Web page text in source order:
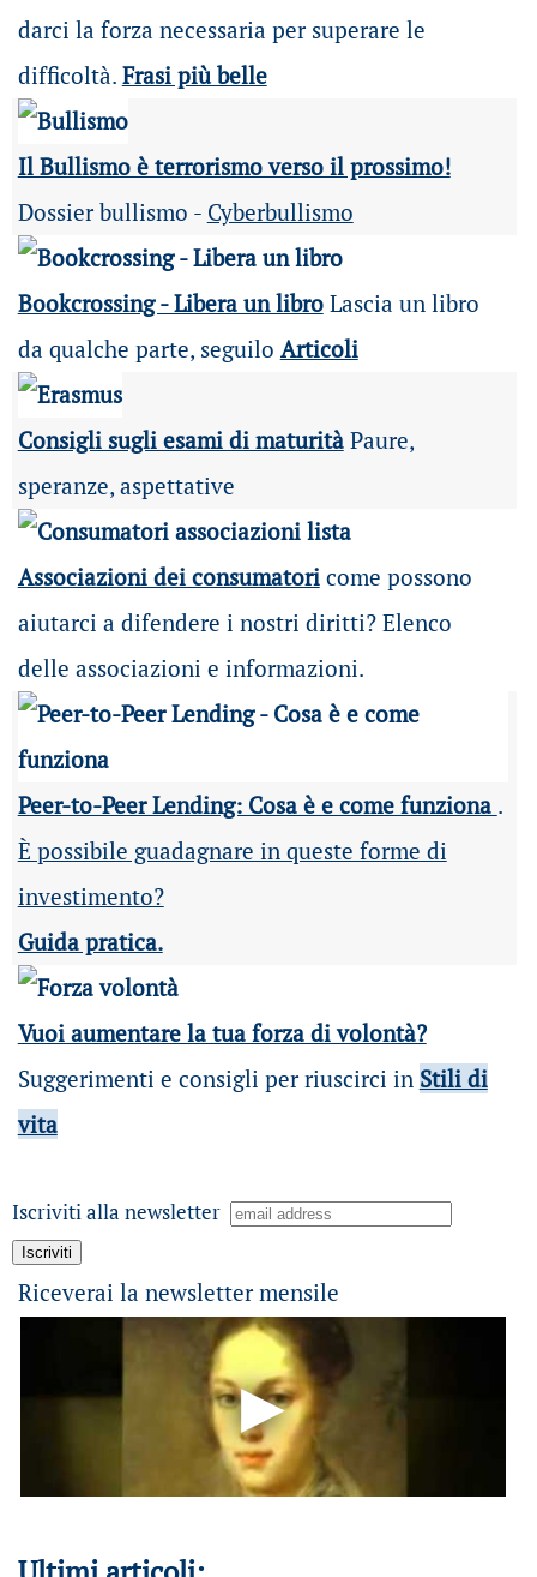
darci la forza necessaria per superare le
difficoltà. Frasi più belle
Il Bullismo è terrorismo verso il prossimo!
Dossier bullismo - Cyberbullismo
Bookcrossing - Libera un libroLascia un libro
da qualche parte, seguilo Articoli
Consigli sugli esami di maturità Paure,
speranze, aspettative
Associazioni dei consumatoricome possono
aiutarci a difendere i nostri diritti? Elenco
delle associazioni e informazioni.
Peer-to-Peer Lending: Cosa è e come funziona .
È possibile guadagnare in queste forme di
investimento?
Guida pratica.
Vuoi aumentare la tua forza di volontà?
Suggerimenti e consigli per riuscirci in Stili di
vita
Iscriviti alla newsletter
Riceverai la newsletter mensile